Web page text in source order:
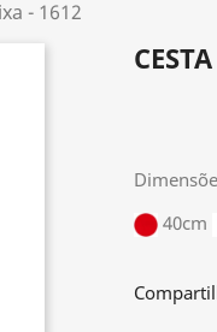
- 1612
40cm